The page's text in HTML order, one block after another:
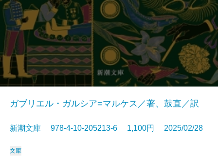
ガブリエル・ガルシア=マルケス／著、鼓直／訳
新潮文庫 978-4-10-205213-6 1,100円 2025/02/28
文庫